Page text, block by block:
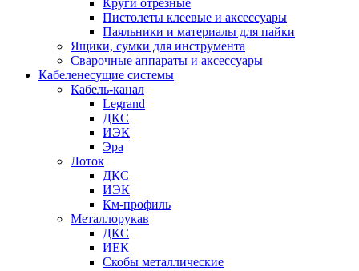
Пистолеты клеевые и аксессуары
Паяльники и материалы для пайки
Ящики, сумки для инструмента
Сварочные аппараты и аксессуары
Кабеленесущие системы
Кабель-канал
Legrand
ДКС
ИЭК
Эра
Лоток
ДКС
ИЭК
Км-профиль
Металлорукав
ДКС
ИЕК
Скобы металлические